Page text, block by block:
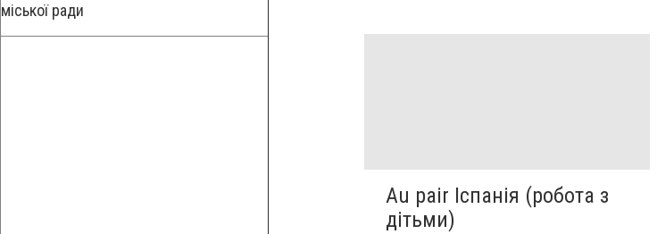
міської ради
Au pair Іспанія (робота з
дітьми)